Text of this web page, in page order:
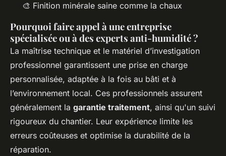
🎨 Finition minérale saine comme la chaux
Pourquoi faire appel à une entreprise
spécialisée ou à des experts anti-humidité ?
La maîtrise technique et le matériel d’investigation
professionnel garantissent une prise en charge
personnalisée, adaptée à la fois au bâti et à
l’environnement local. Ces professionnels assurent
généralement la garantie traitement, ainsi qu'un suivi
rigoureux du chantier. Leur expérience limite les
erreurs coûteuses et optimise la durabilité de la
réparation.